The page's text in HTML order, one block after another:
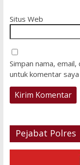
Situs Web
Simpan nama,
untuk komentar
Pejabat Polres